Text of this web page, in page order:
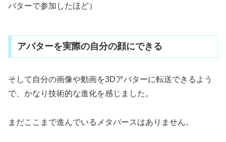
バターで参加したほど）
アバターを実際の自分の顔にできる
そして自分の画像や動画を3Dアバターに転送できるよう
で、かなり技術的な進化を感じました。
まだここまで進んでいるメタバースはありません。